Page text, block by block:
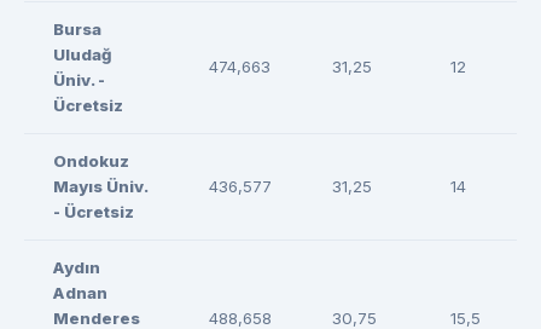
Bursa
Uludağ
Üniv. -
Ücretsiz
474,663 31,25 12
Ondokuz
Mayıs Üniv.
- Ücretsiz
436,577 31,25 14
Aydın
Adnan
Menderes
488,658 30,75 15,5